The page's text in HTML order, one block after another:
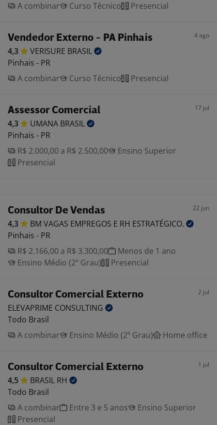
A combinar
Curso Técnico Presencial
Vendedor Externo - PA Pinhais 4 ago
4,3 VERISURE BRASIL
Pinhais - PR
A combinar
Curso Técnico Presencial
Assessor Comercial 17 jul
4,3 UMANA BRASIL
Pinhais - PR
R$ 2.000,00 a R$ 2.500,00
Ensino Superior
Presencial
Consultor De Vendas 22 jun
4,3 BM VAGAS EMPREGOS E RH ESTRATÉGICO.
Pinhais - PR
R$ 2.166,00 a R$ 3.300,00
Menos de 1 ano
Ensino Médio (2º Grau)
Presencial
Consultor Comercial Externo 2 jul
ELEVAPRIME CONSULTING
Todo Brasil
A combinar
Ensino Médio (2º Grau) Home office
Consultor Comercial Externo 1 jul
4,5 BRASIL RH
Todo Brasil
A combinar
Entre 3 e 5 anos
Ensino Superior
Presencial